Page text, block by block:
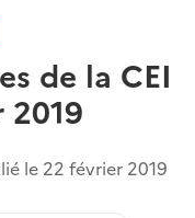
de la CEI
le 22 février 2019